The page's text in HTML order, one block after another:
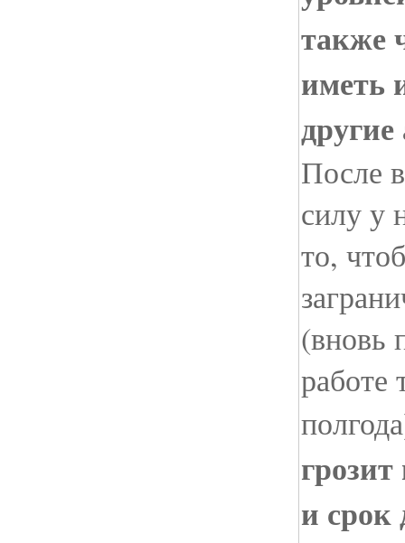
также
иметь
После
силу у
то,
(вновь
работе
и срок